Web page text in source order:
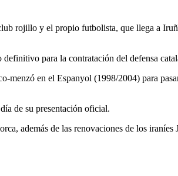
rojillo y el propio futbolista, que llega a
para la contratación del defensa
en el Espanyol (1998/2004) para
de su presentación oficial.
además de las renovaciones de los iraníes